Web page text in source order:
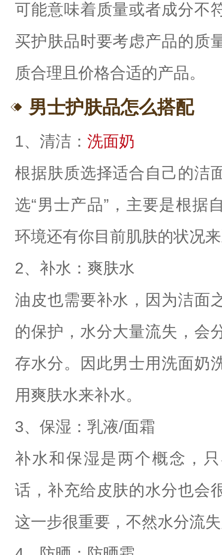
可能意味着质量或者成分不
买护肤品时要考虑产品的质
质合理且价格合适的产品。
男士护肤品怎么搭配
1、清洁： 洗面奶
根据肤质选择适合自己的洁
选“男士产品”，主要是根据
环境还有你目前肌肤的状况
2、补水：爽肤水
油皮也需要补水，因为洁面
的保护，水分大量流失，会
存水分。因此男士用洗面奶
用爽肤水来补水。
3、保湿：乳液/面霜
补水和保湿是两个概念，
话，补充给皮肤的水分也会
这一步很重要，不然水分流